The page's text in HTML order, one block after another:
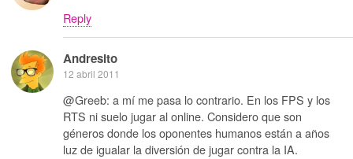
Reply
Andresito
12 abril 2011
@Greeb: a mí me pasa lo contrario. En los FPS y los
RTS ni suelo jugar al online. Considero que son
géneros donde los oponentes humanos están a años
luz de igualar la diversión de jugar contra la IA.